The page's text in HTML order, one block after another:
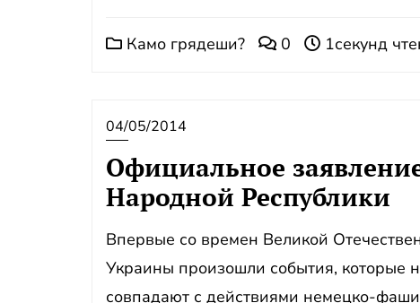
Камо грядеши? 0 1секунд
04/05/2014
Официальное
Народной Республики
Впервые со времен Великой
Украины произошли события, которые
совпадают с действиями немецко-